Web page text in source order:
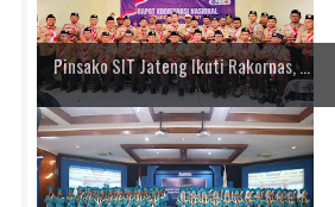
Pinsako SIT Jateng Ikuti Rakornas, ...